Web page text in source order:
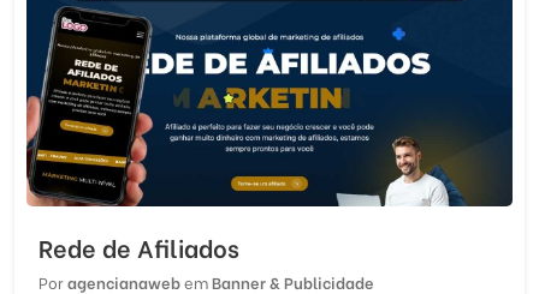
Rede de Afiliados
PoragencianawebemBanner & Publicidade